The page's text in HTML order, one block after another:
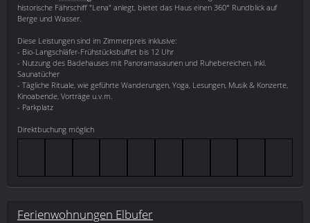
historische Fährschiff "Lena" anlegt, bietet das Haus einen 360° Rundblick auf
Berge und Wasser.
Diese Leistungen sind im Zimmerpreis inklusive:
- Bio-Langschläfer-Frühstücksbuffet bis 12 Uhr
- Nutzung des Badehauses mit Panoramasaunen und Ruhebereichen, inkl.
Saunatücher
- Tägliche Rituale, wie geführte Wanderungen, Yoga, Lesungen, Musik & Konzerte,
Kinoabende, Vorträge u.v.m.
- Parkplatz
Direktbuchung möglich
Ferienwohnungen Elbufer